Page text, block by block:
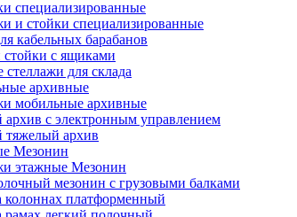
специализированные
и стойки специализированные
кабельных барабанов
с ящиками
для склада
архивные
мобильные архивные
с электронным управлением
архив
Мезонин
этажные Мезонин
мезонин с грузовыми балками
платформенный